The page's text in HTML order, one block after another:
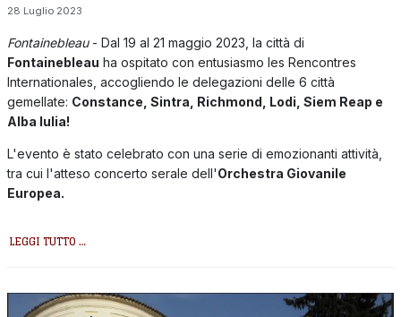
28 Luglio 2023
Fontainebleau- Dal 19 al 21 maggio 2023, la città di
Fontainebleau ha ospitato con entusiasmo les Rencontres
Internationales, accogliendo le delegazioni delle 6 città
gemellate: Constance, Sintra, Richmond, Lodi, Siem Reap e
Alba Iulia!
L'evento è stato celebrato con una serie di emozionanti attività,
tra cui l'atteso concerto serale dell'Orchestra Giovanile
Europea.
LEGGI TUTTO …